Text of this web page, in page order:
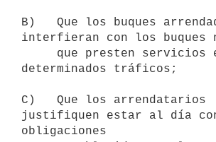
B)   Que los buques
interfieran con los buques
determinados tráficos;
C)   Que los arrendatarios
justifiquen estar al día
obligaciones